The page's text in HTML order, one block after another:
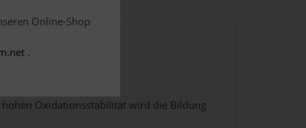
Online-Shop
.
Oxidationsstabilität wird die Bildung